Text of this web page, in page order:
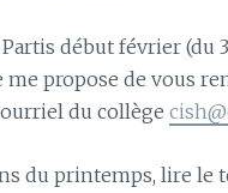
début février (du
me propose de vous
du collège
du printemps, lire le